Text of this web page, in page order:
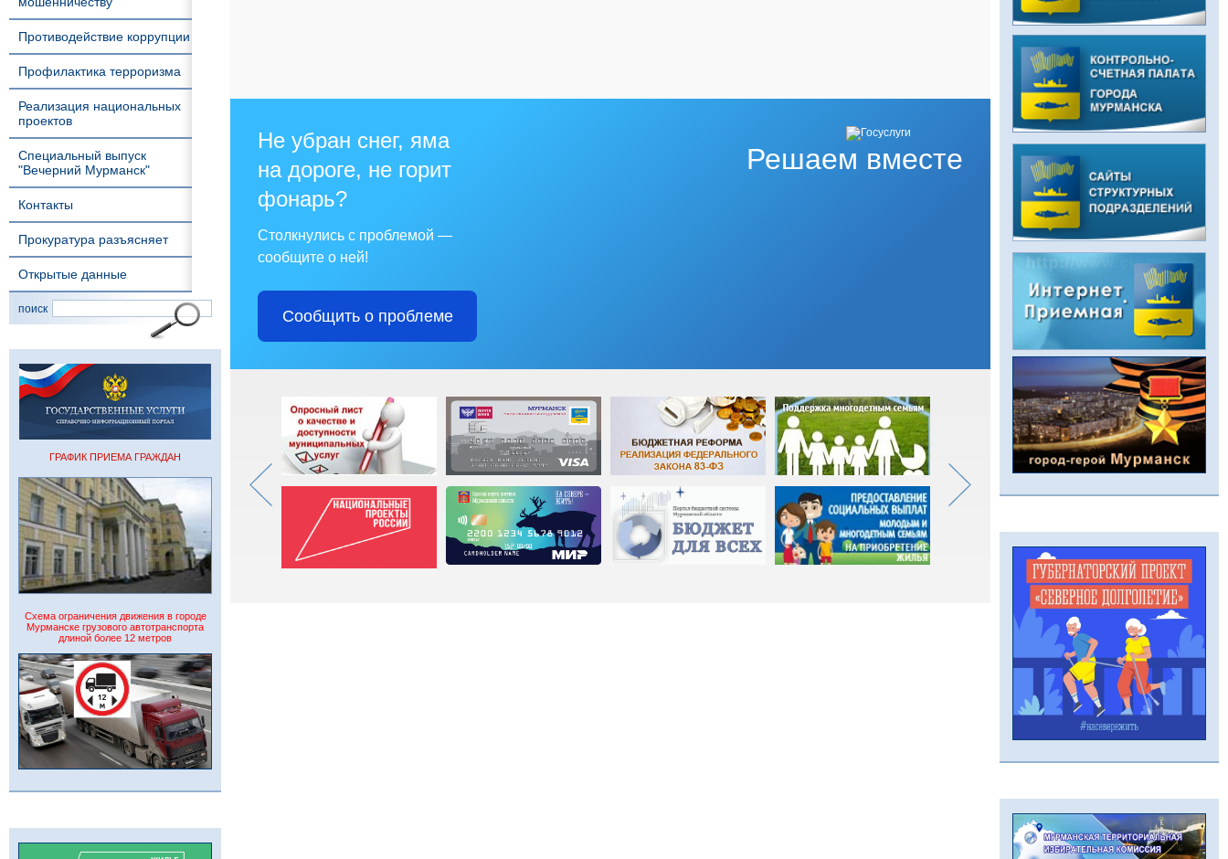
Противодействие коррупции
Профилактика терроризма
Реализация национальных
проектов
Специальный выпуск
"Вечерний Мурманск"
Контакты
Прокуратура разъясняет
Открытые данные
поиск
ГРАФИК ПРИЕМА ГРАЖДАН
Схема ограничения движения в городе
Мурманске грузового автотранспорта
длиной более 12 метров
Решаем вместе
Не убран снег, яма
на дороге, не горит
фонарь?
Столкнулись с проблемой —
сообщите о ней!
Сообщить о проблеме